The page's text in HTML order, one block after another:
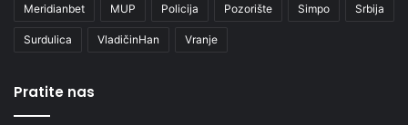
Meridianbet MUP Policija Pozorište Simpo Srbija
Surdulica VladičinHan Vranje
Pratite nas